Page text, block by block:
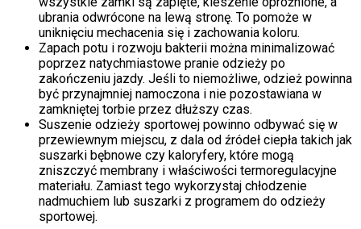
ubrania odwrócone na lewą stronę. To pomoże w
uniknięciu mechacenia się i zachowania koloru.
Zapach potu i rozwoju bakterii można minimalizować
poprzez natychmiastowe pranie odzieży po
zakończeniu jazdy. Jeśli to niemożliwe, odzież powinna
być przynajmniej namoczona i nie pozostawiana w
zamkniętej torbie przez dłuższy czas.
Suszenie odzieży sportowej powinno odbywać się w
przewiewnym miejscu, z dala od źródeł ciepła takich jak
suszarki bębnowe czy kaloryfery, które mogą
zniszczyć membrany i właściwości termoregulacyjne
materiału. Zamiast tego wykorzystaj chłodzenie
nadmuchiem lub suszarki z programem do odzieży
sportowej.